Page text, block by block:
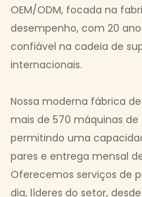
OEM/ODM, focada na
desempenho, com 20
confiável na cadeia de
internacionais.
Nossa moderna fábrica
mais de 570 máquinas
permitindo uma
pares e entrega mensal
Oferecemos serviços de
dia, líderes do setor,